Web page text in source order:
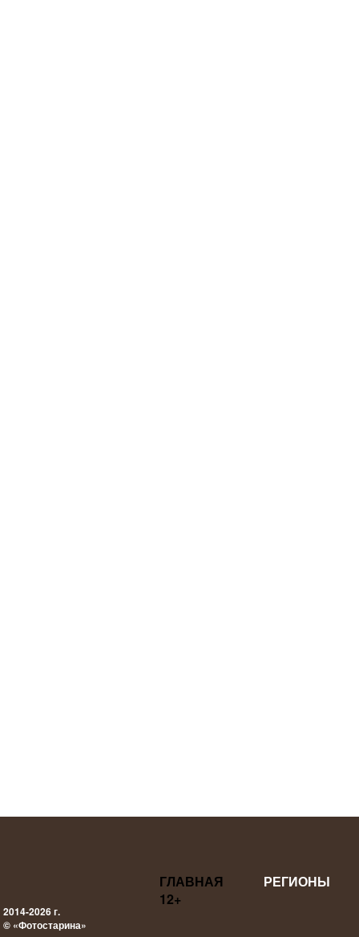
2014-2026 г.
© «Фотостарина»
ГЛАВНАЯ
РЕГИОНЫ
12+